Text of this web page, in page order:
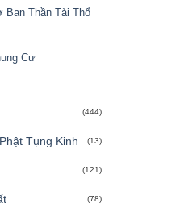
Ban Thần Tài Thổ
Cư
(444)
Tụng Kinh (13)
(121)
(78)